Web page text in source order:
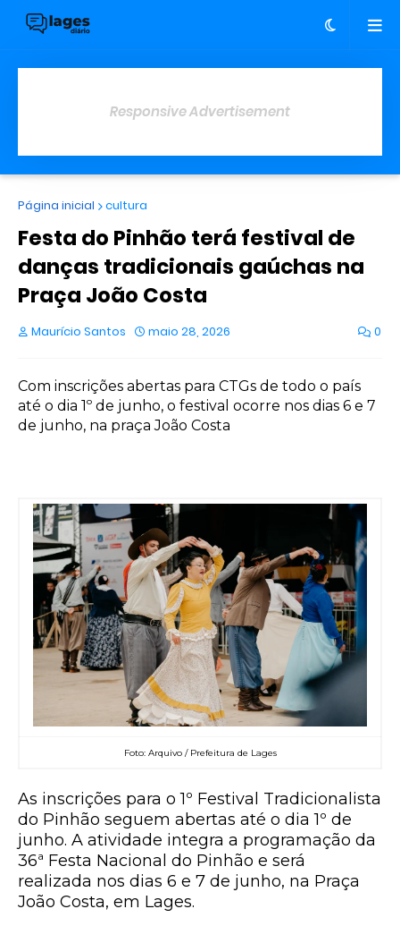
Responsive Advertisement
Página inicial cultura
Festa do Pinhão terá festival de
danças tradicionais gaúchas na
Praça João Costa
Maurício Santos maio 28, 2026 0
Com inscrições abertas para CTGs de todo o país
até o dia 1º de junho, o festival ocorre nos dias 6 e 7
de junho, na praça João Costa
Foto: Arquivo / Prefeitura de Lages
As inscrições para o1º Festival Tradicionalista
do Pinhão seguem abertas até o dia1º de
junho. A atividade integra a programação da
36ª Festa Nacional do Pinhão e será
realizada nos dias 6 e 7 de junho, na Praça
João Costa, em Lages.